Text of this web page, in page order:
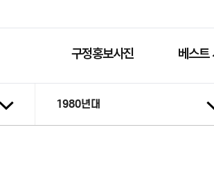
구정홍보사진 베스트
1980년대